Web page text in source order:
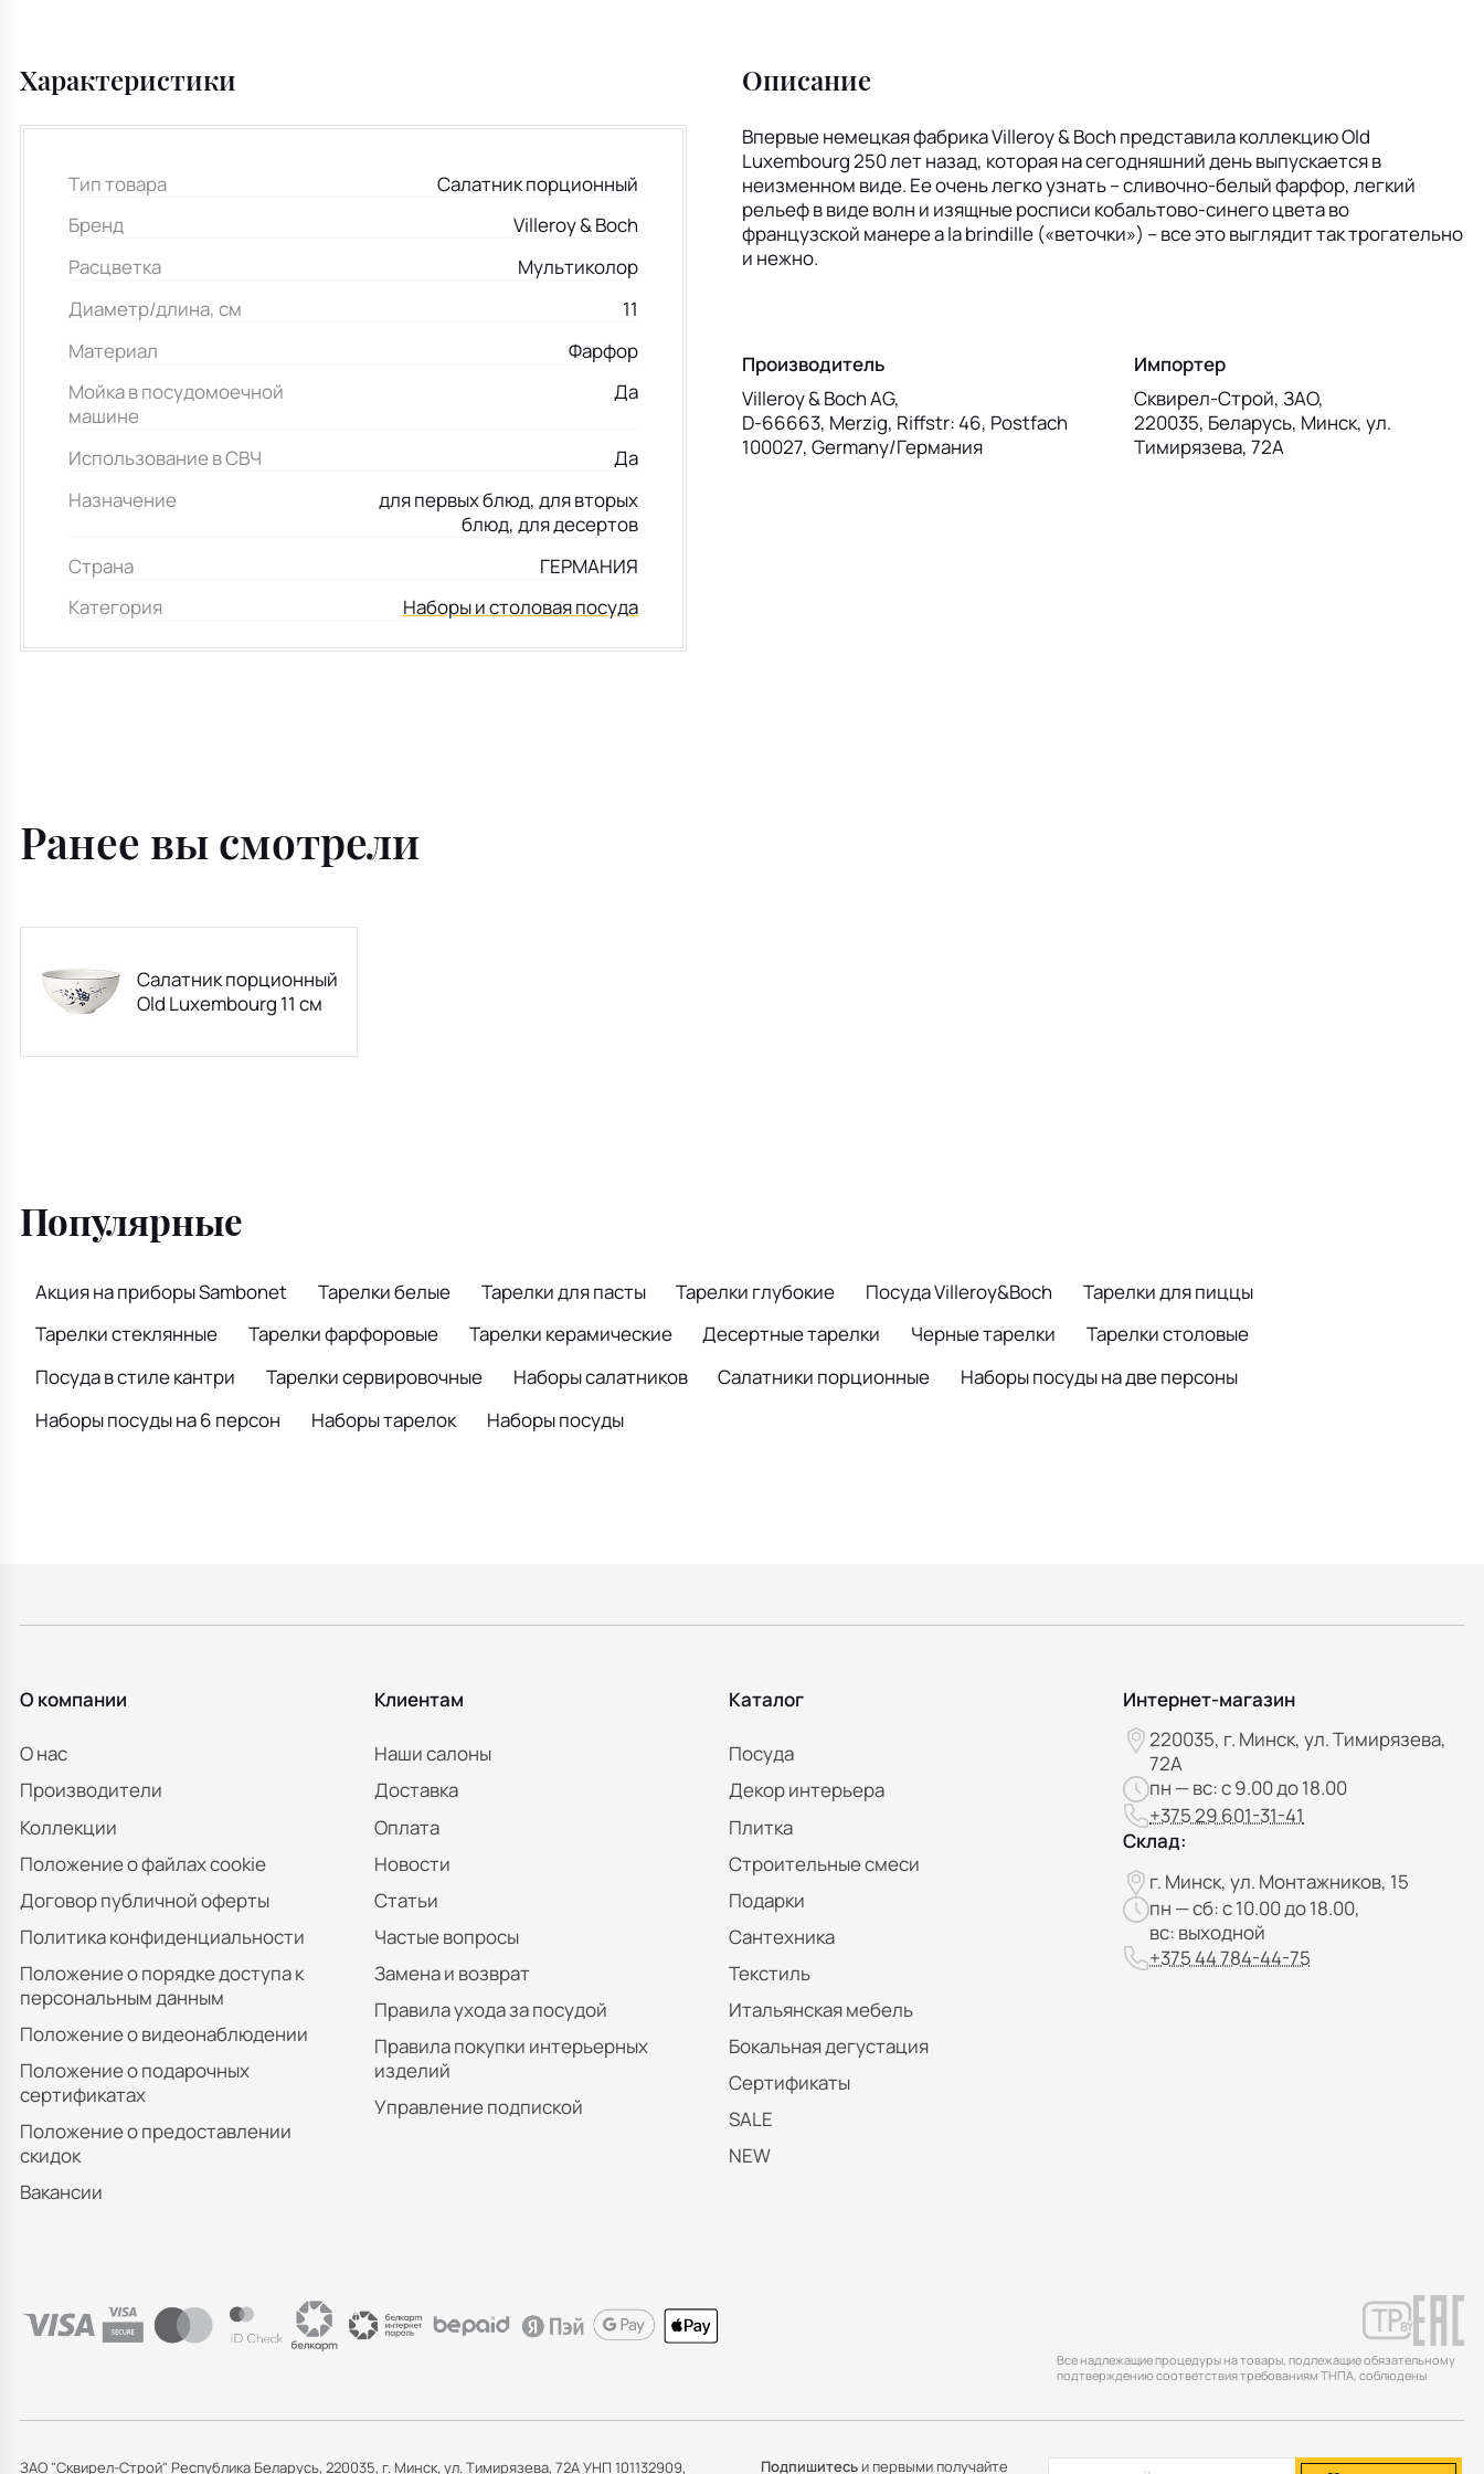
Характеристики
Тип товара
Салатник порционный
Бренд
Villeroy & Boch
Расцветка
Мультиколор
Диаметр/длина, см
11
Материал
Фарфор
Мойка в посудомоечной
машине
Да
Использование в СВЧ
Да
Назначение
для первых блюд, для вторых
блюд, для десертов
Страна
ГЕРМАНИЯ
Категория
Наборы и столовая посуда
Описание
Впервые немецкая фабрика Villeroy & Boch представила коллекцию Old
Luxembourg 250 лет назад, которая на сегодняшний день выпускается в
неизменном виде. Ее очень легко узнать – сливочно-белый фарфор, легкий
рельеф в виде волн и изящные росписи кобальтово-синего цвета во
французской манере a la brindille («веточки») – все это выглядит так трогательно
и нежно.
Производитель
Villeroy & Boch AG,
D-66663, Merzig, Riffstr: 46, Postfach
100027, Germany/Германия
Импортер
Сквирел-Строй, ЗАО,
220035, Беларусь, Минск, ул.
Тимирязева, 72А
Ранее вы смотрели
Салатник порционный
Old Luxembourg 11 см
Популярные
Акция на приборы Sambonet Тарелки белые Тарелки для пасты Тарелки глубокие Посуда Villeroy&Boch
Тарелки для пиццы
Тарелки стеклянные
Тарелки фарфоровые Тарелки керамические Десертные тарелки Черные тарелки
Тарелки столовые
Посуда в стиле кантри
Тарелки сервировочные Наборы салатников Салатники порционные
Наборы посуды на две персоны
Наборы посуды на 6 персон
Наборы тарелок Наборы посуды
О компании
О нас
Производители
Коллекции
Положение о файлах cookie
Договор публичной оферты
Политика конфиденциальности
Положение о порядке доступа к
персональным данным
Положение о видеонаблюдении
Положение о подарочных
сертификатах
Положение о предоставлении
скидок
Вакансии
Клиентам
Наши салоны
Доставка
Оплата
Новости
Статьи
Частые вопросы
Замена и возврат
Правила ухода за посудой
Правила покупки интерьерных
изделий
Управление подпиской
Каталог
Посуда
Декор интерьера
Плитка
Строительные смеси
Подарки
Сантехника
Текстиль
Итальянская мебель
Бокальная дегустация
Сертификаты
SALE
NEW
Интернет-магазин
220035, г. Минск, ул. Тимирязева,
72А
пн — вс: с 9.00 до 18.00
+375 29 601-31-41
Склад:
г. Минск, ул. Монтажников, 15
пн — сб: с 10.00 до 18.00,
вс: выходной
+375 44 784-44-75
Все надлежащие процедуры на товары, подлежащие обязательному
подтверждению соответствия требованиям ТНПА, соблюдены
ЗАО "Сквирел-Строй" Республика Беларусь, 220035, г. Минск, ул. Тимирязева, 72А УНП 101132909, Подпишитесьи первыми получайте